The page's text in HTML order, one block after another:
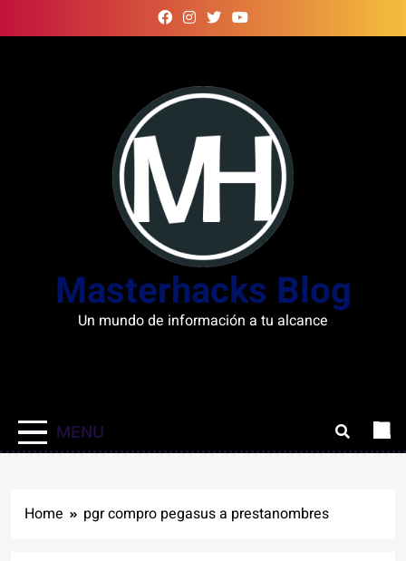
to
Masterhacks Blog
Un mundo de información a tu alcance
MENU
Home pgr compro pegasus a prestanombres